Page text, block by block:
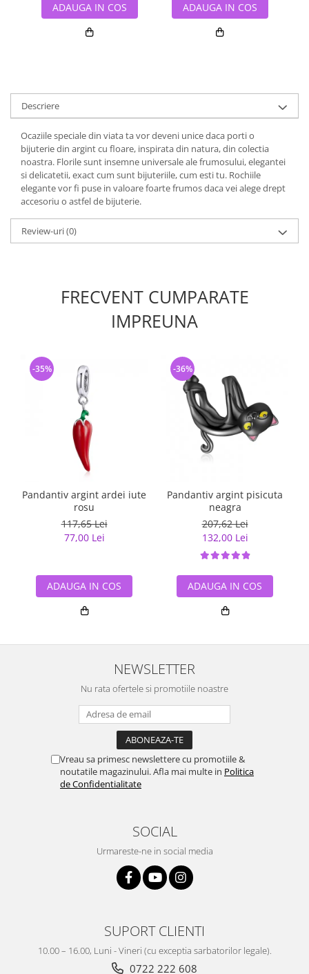
ADAUGA IN COS ADAUGA IN COS
Descriere
Ocaziile speciale din viata ta vor deveni unice daca porti o
bijuterie din argint cu floare, inspirata din natura, din colectia
noastra. Florile sunt insemne universale ale frumosului, elegantei
si delicatetii, exact cum sunt bijuteriile, cum esti tu. Rochiile
elegante vor fi puse in valoare foarte frumos daca vei alege drept
accesoriu o astfel de bijuterie.
Review-uri(0)
FRECVENT CUMPARATE
IMPREUNA
Pandantiv argint ardei iute
rosu
117,65 Lei
77,00 Lei
-35%
ADAUGA IN COS
Pandantiv argint pisicuta
neagra
207,62 Lei
132,00 Lei
-36%
ADAUGA IN COS
NEWSLETTER
Nu rata ofertele si promotiile noastre
Vreau sa primesc newslettere cu promotiile &
noutatile magazinului. Afla mai multe in Politica
de Confidentialitate
SOCIAL
Urmareste-ne in social media
SUPORT CLIENTI
10.00 – 16.00, Luni - Vineri (cu exceptia sarbatorilor legale).
0722 222 608